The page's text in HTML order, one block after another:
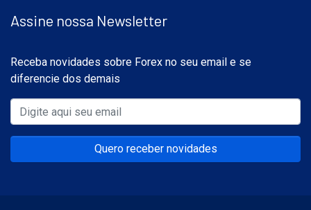
Assine nossa Newsletter
Receba novidades sobre Forex no seu email e se
diferencie dos demais
Quero receber novidades